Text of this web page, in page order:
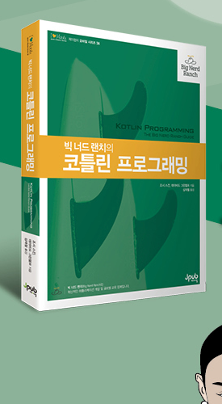
...... 77
지원 ...... 84
자로 받는 함수 정의하기 ...... 86
수로 만들기 ...... 88
...... 90
으로 함수 타입 사용하기 ...... 91
소하기: 코틀린의 람다는 클로저다 ...... 93
소하기: 람다 vs 익명 내부 클래스 ...... 94
6 null 안전과 예외 97
null 처리 개요 ...... 97
시적 null 타입 ...... 99
시점(컴파일 VS 런타임) ...... 101
리 ...... 101
소하기: checked 예외와 unchecked 예외
소하기: 다른 언어의 코드를 같이 사용할